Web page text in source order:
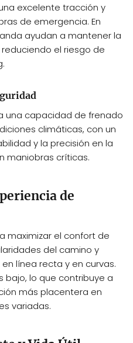
excelente tracción y
de emergencia. En
ayudan a mantener la
el riesgo de
una capacidad de frenado
climáticas, con un
y la precisión en la
maniobras críticas.
de
maximizar el confort de
del camino y
línea recta y en curvas.
bajo, lo que contribuye a
más placentera en
variadas.